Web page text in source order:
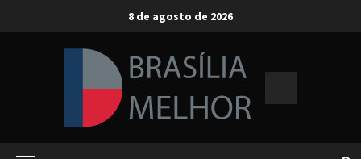
8 de agosto de 2026